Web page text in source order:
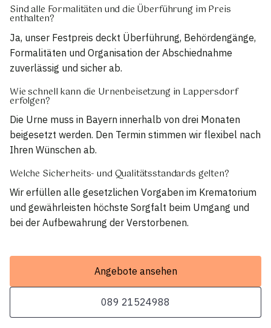
Sind alle Formalitäten und die Überführung im Preis
enthalten?
Ja, unser Festpreis deckt Überführung, Behördengänge,
Formalitäten und Organisation der Abschiednahme
zuverlässig und sicher ab.
Wie schnell kann die Urnenbeisetzung in Lappersdorf
erfolgen?
Die Urne muss in Bayern innerhalb von drei Monaten
beigesetzt werden. Den Termin stimmen wir flexibel nach
Ihren Wünschen ab.
Welche Sicherheits- und Qualitätsstandards gelten?
Wir erfüllen alle gesetzlichen Vorgaben im Krematorium
und gewährleisten höchste Sorgfalt beim Umgang und
bei der Aufbewahrung der Verstorbenen.
Angebote ansehen
089 21524988